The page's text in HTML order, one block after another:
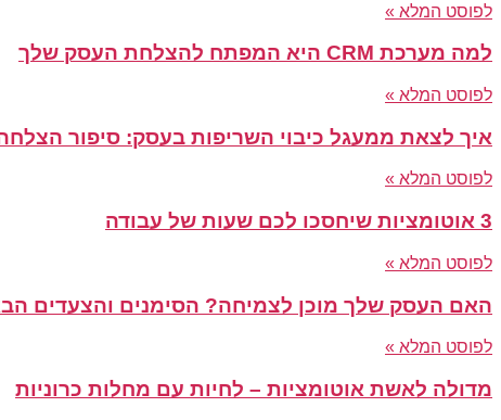
לפוסט המלא »
למה מערכת CRM היא המפתח להצלחת העסק שלך
לפוסט המלא »
איך לצאת ממעגל כיבוי השריפות בעסק: סיפור
לפוסט המלא »
3 אוטומציות שיחסכו לכם שעות של עבודה
לפוסט המלא »
האם העסק שלך מוכן לצמיחה? הסימנים והצעדים
לפוסט המלא »
מדולה לאשת אוטומציות – לחיות עם מחלות כרוניות